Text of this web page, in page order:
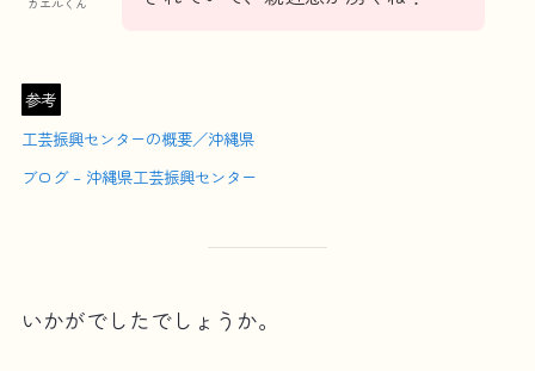
参考
工芸振興センターの概要／沖縄県
ブログ – 沖縄県工芸振興センター
いかがでしたでしょうか。